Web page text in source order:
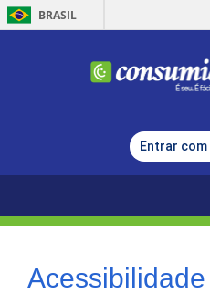
BRASIL
Entrar com
Acessibilidade